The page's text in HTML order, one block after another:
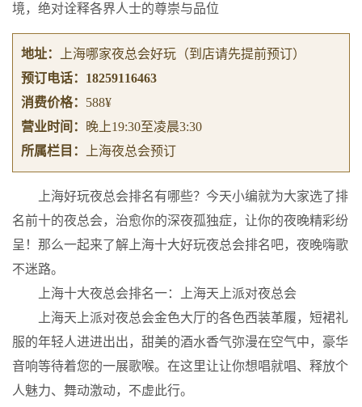
境，绝对诠释各界人士的尊崇与品位
地址： 上海哪家夜总会好玩 （到店请先提前预订）
预订电话： 18259116463
消费价格： 588¥
营业时间：
晚上19:30至凌晨3:30
所属栏目：
上海夜总会预订
上海好玩夜总会排名有哪些？今天小编就为大家选了排
名前十的夜总会，治愈你的深夜孤独症，让你的夜晚精彩纷
呈！那么一起来了解上海十大好玩夜总会排名吧，夜晚嗨歌
不迷路。
上海十大夜总会排名一：上海天上派对夜总会
上海天上派对夜总会金色大厅的各色西装革履，短裙礼
服的年轻人进进出出，甜美的酒水香气弥漫在空气中，豪华
音响等待着您的一展歌喉。在这里让让你想唱就唱、释放个
人魅力、舞动激动，不虚此行。